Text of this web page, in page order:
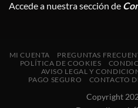
Accede a nuestra sección de
MI CUENTA PREGUNTAS
POLÍTICA DE COOKIES
AVISO LEGAL Y
PAGO SEGURO
CONTACTO
Copyright